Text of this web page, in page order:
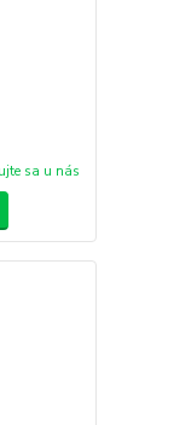
sa u nás